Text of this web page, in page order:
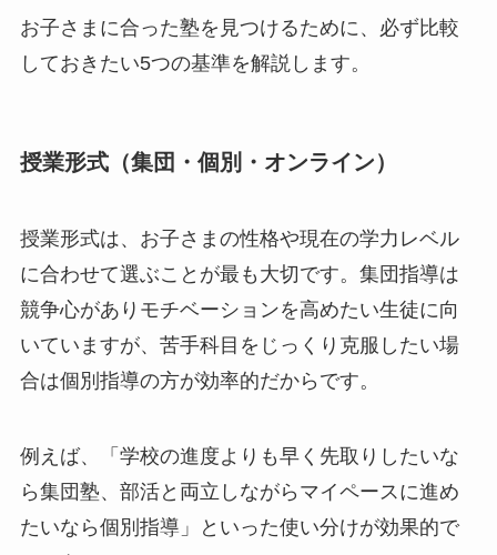
お子さまに合った塾を見つけるために、必ず比較
しておきたい5つの基準を解説します。
授業形式（集団・個別・オンライン）
授業形式は、お子さまの性格や現在の学力レベル
に合わせて選ぶことが最も大切です。集団指導は
競争心がありモチベーションを高めたい生徒に向
いていますが、苦手科目をじっくり克服したい場
合は個別指導の方が効率的だからです。
例えば、「学校の進度よりも早く先取りしたいな
ら集団塾、部活と両立しながらマイペースに進め
たいなら個別指導」といった使い分けが効果的で